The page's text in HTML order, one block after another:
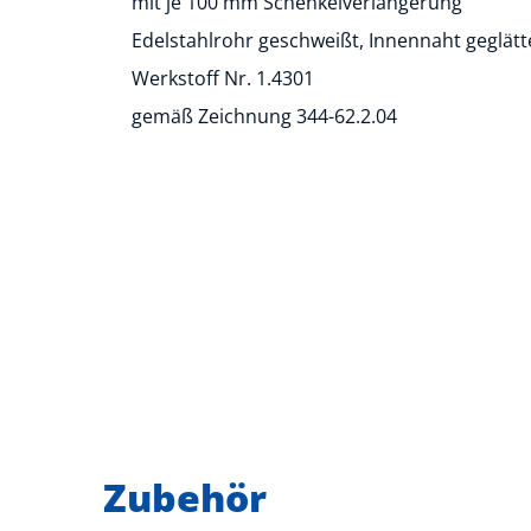
Edelstahlrohr geschweißt, Innennaht
Werkstoff Nr. 1.4301
gemäß Zeichnung 344-62.2.04
Zubehör